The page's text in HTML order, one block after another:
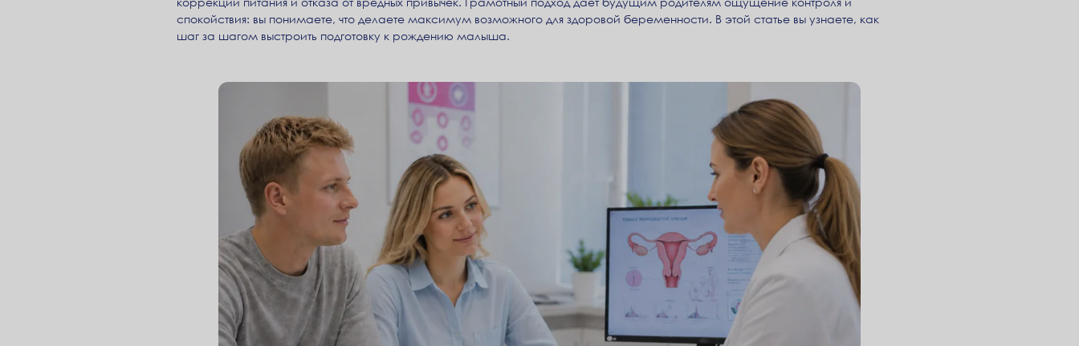
спокойствия: вы понимаете, что делаете максимум возможного для здоровой беременности. В этой статье вы узнаете, как
шаг за шагом выстроить подготовку к рождению малыша.